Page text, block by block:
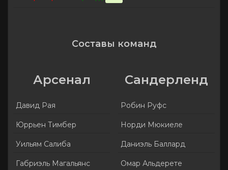
Составы команд
Арсенал
Давид Рая
Юррьен Тимбер
Уильям Салиба
Габриэль Магальянс
Сандерленд
Робин Руфс
Норди Мюкиеле
Даниэль Баллард
Омар Альдерете